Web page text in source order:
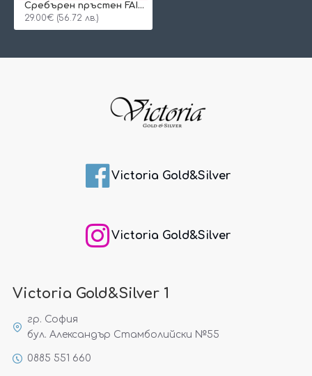
Сребърен пръстен FAITH 925
29.00€ (56.72 лв.)
Victoria Gold&Silver
Victoria Gold&Silver
Victoria Gold&Silver 1
гр. София
бул. Александър Стамболийски №55
0885 551 660